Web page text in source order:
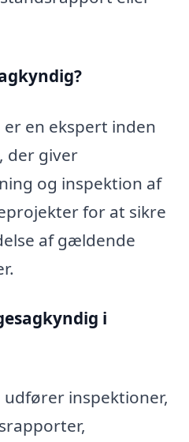
?
en ekspert inden
der giver
og inspektion af
for at sikre
af gældende
i
udfører inspektioner,